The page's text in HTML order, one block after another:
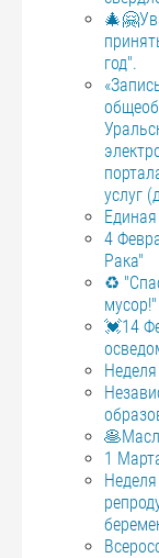
год".
услуг
4
Рака"
♻️
💓14
1